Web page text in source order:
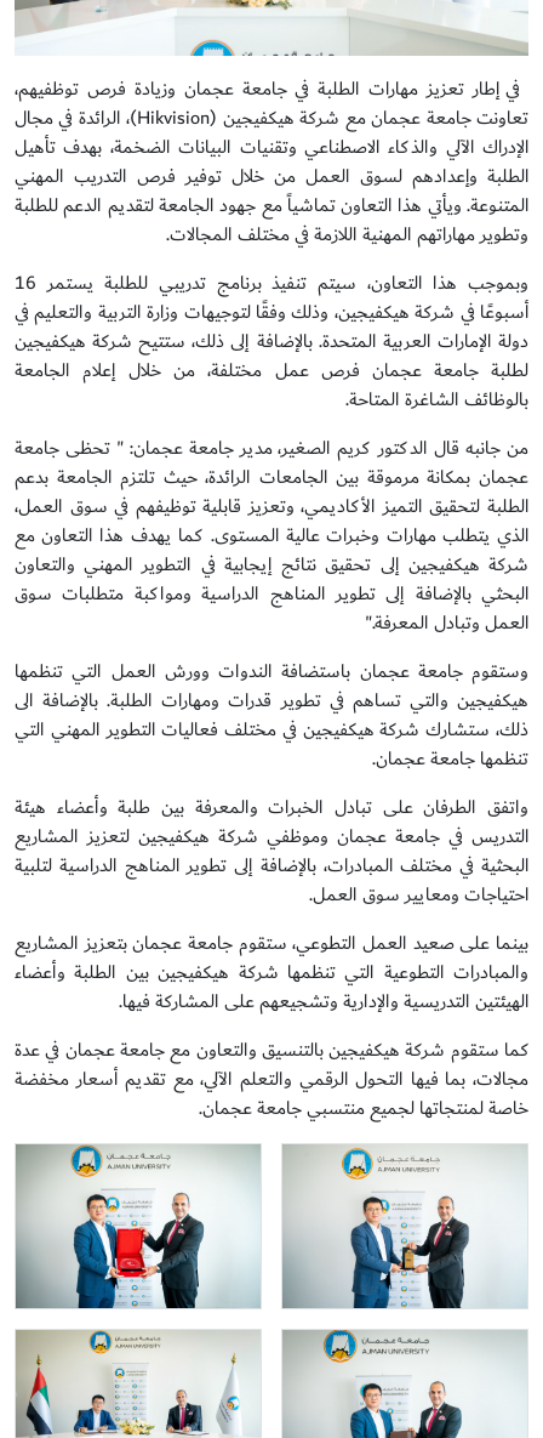
في إطار تعزيز مهارات الطلبة في جامعة عجمان وزيادة فرص توظفيهم،
تعاونت جامعة عجمان مع شركة هيكفيجين (Hikvision)، الرائدة في مجال
الإدراك الآلي والذكاء الاصطناعي وتقنيات البيانات الضخمة، بهدف تأهيل
الطلبة وإعدادهم لسوق العمل من خلال توفير فرص التدريب المهني
المتنوعة. ويأتي هذا التعاون تماشياً مع جهود الجامعة لتقديم الدعم للطلبة
وتطوير مهاراتهم المهنية اللازمة في مختلف المجالات.
وبموجب هذا التعاون، سيتم تنفيذ برنامج تدريبي للطلبة يستمر 16
أسبوعًا في شركة هيكفيجين، وذلك وفقًا لتوجيهات وزارة التربية والتعليم في
دولة الإمارات العربية المتحدة. بالإضافة إلى ذلك، ستتيح شركة هيكفيجين
لطلبة جامعة عجمان فرص عمل مختلفة، من خلال إعلام الجامعة
بالوظائف الشاغرة المتاحة.
من جانبه قال الدكتور كريم الصغير، مدير جامعة عجمان: " تحظى جامعة
عجمان بمكانة مرموقة بين الجامعات الرائدة، حيث تلتزم الجامعة بدعم
الطلبة لتحقيق التميز الأكاديمي، وتعزيز قابلية توظيفهم في سوق العمل،
الذي يتطلب مهارات وخبرات عالية المستوى. كما يهدف هذا التعاون مع
شركة هيكفيجين إلى تحقيق نتائج إيجابية في التطوير المهني والتعاون
البحثي بالإضافة إلى تطوير المناهج الدراسية ومواكبة متطلبات سوق
العمل وتبادل المعرفة."
وستقوم جامعة عجمان باستضافة الندوات وورش العمل التي تنظمها
هيكفيجين والتي تساهم في تطوير قدرات ومهارات الطلبة. بالإضافة الى
ذلك، ستشارك شركة هيكفيجين في مختلف فعاليات التطوير المهني التي
تنظمها جامعة عجمان.
واتفق الطرفان على تبادل الخبرات والمعرفة بين طلبة وأعضاء هيئة
التدريس في جامعة عجمان وموظفي شركة هيكفيجين لتعزيز المشاريع
البحثية في مختلف المبادرات، بالإضافة إلى تطوير المناهج الدراسية لتلبية
احتياجات ومعايير سوق العمل.
بينما على صعيد العمل التطوعي، ستقوم جامعة عجمان بتعزيز المشاريع
والمبادرات التطوعية التي تنظمها شركة هيكفيجين بين الطلبة وأعضاء
الهيئتين التدريسية والإدارية وتشجيعهم على المشاركة فيها.
كما ستقوم شركة هيكفيجين بالتنسيق والتعاون مع جامعة عجمان في عدة
مجالات، بما فيها التحول الرقمي والتعلم الآلي، مع تقديم أسعار مخفضة
خاصة لمنتجاتها لجميع منتسبي جامعة عجمان.